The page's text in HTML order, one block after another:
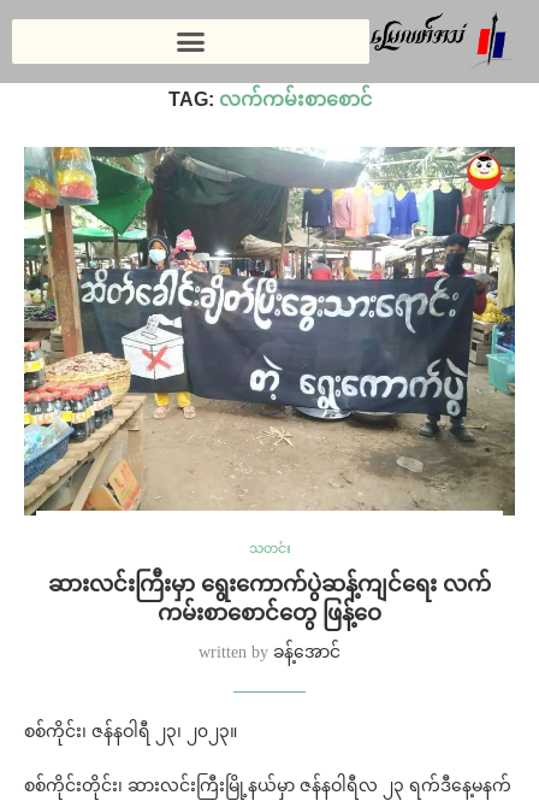
လက်ကမ်းစာစောင်
TAG: လက်ကမ်းစာစောင်
သတင်း
ဆားလင်းကြီးမှာ ရွေးကောက်ပွဲဆန့်ကျင်ရေး လက်
ကမ်းစာစောင်တွေ ဖြန့်ဝေ
written by ခန့်အောင်
စစ်ကိုင်း၊ ဇန်နဝါရီ ၂၃၊ ၂၀၂၃။
စစ်ကိုင်းတိုင်း၊ ဆားလင်းကြီးမြို့နယ်မှာ ဇန်နဝါရီလ ၂၃ ရက်ဒီနေ့မနက်